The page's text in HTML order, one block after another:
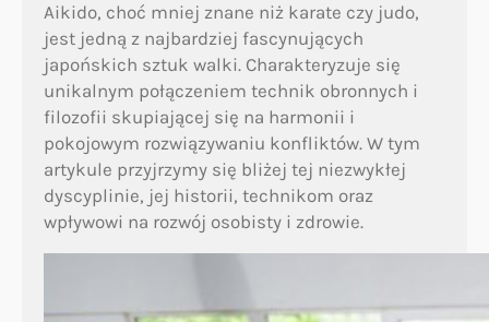
ł
y
n
ą
c
y
c
h
z
t
e
Aikido, choć mniej znane niż karate czy judo,
jest jedną z najbardziej fascynujących
japońskich sztuk walki. Charakteryzuje się
unikalnym połączeniem technik obronnych i
filozofii skupiającej się na harmonii i
pokojowym rozwiązywaniu konfliktów. W tym
artykule przyjrzymy się bliżej tej niezwykłej
dyscyplinie, jej historii, technikom oraz
wpływowi na rozwój osobisty i zdrowie.